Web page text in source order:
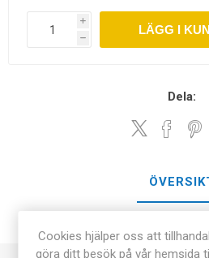
i
h
LÄGG I
Dela:
Cookies hjälper oss att
göra ditt besök på vår hemsida